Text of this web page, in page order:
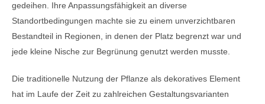
gedeihen. Ihre Anpassungsfähigkeit an diverse
Standortbedingungen machte sie zu einem unverzichtbaren
Bestandteil in Regionen, in denen der Platz begrenzt war und
jede kleine Nische zur Begrünung genutzt werden musste.
Die traditionelle Nutzung der Pflanze als dekoratives Element
hat im Laufe der Zeit zu zahlreichen Gestaltungsvarianten